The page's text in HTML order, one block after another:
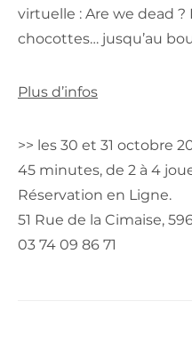
virtuelle : Are we dead ?
chocottes… jusqu’au
Plus d’infos
>> les 30 et 31 octobre
45 minutes, de 2 à 4
Réservation en Ligne.
51 Rue de la Cimaise,
03 74 09 86 71